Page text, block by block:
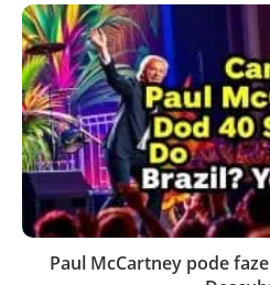
Paul McCartney pode